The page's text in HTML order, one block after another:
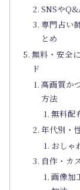
SNSや
専門占い
とめ
無料・安全
ド
高画質か
方法
無料配
年代別・
おしゃ
自作・カ
画像加